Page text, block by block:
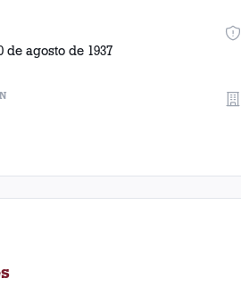
de agosto de 1937